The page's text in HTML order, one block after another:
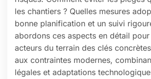
les chantiers ? Quelles mesures
bonne planification et un suivi
abordons ces aspects en détail
acteurs du terrain des clés
aux contraintes modernes,
légales et adaptations